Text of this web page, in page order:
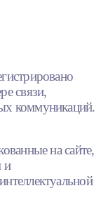
связи,
коммуникаций.
на сайте,
и